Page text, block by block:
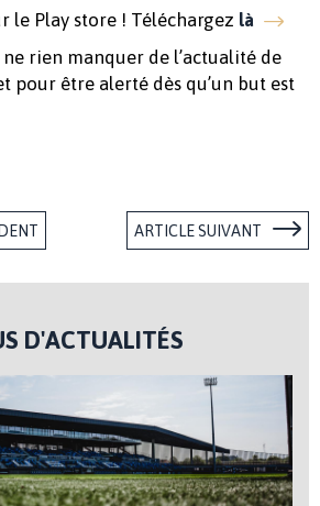
le Play store ! Téléchargez là
rien manquer de l’actualité de
pour être alerté dès qu’un but est
ARTICLE SUIVANT
D'ACTUALITÉS